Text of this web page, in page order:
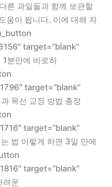
른 과일들과 함께 보관할
움이 됩니다. 이에 대해 자
target=”blank”
분만에 바로하
target=”blank”
목선 교정 방법 총정
target=”blank”
법 이렇게 하면 3일 만에
target=”blank”
려운